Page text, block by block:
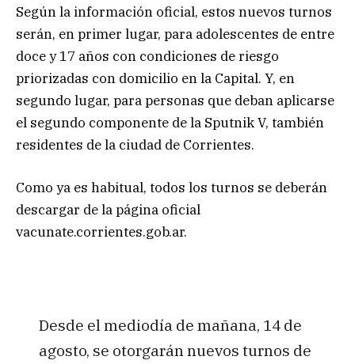
Según la información oficial, estos nuevos turnos
serán, en primer lugar, para adolescentes de entre
doce y 17 años con condiciones de riesgo
priorizadas con domicilio en la Capital. Y, en
segundo lugar, para personas que deban aplicarse
el segundo componente de la Sputnik V, también
residentes de la ciudad de Corrientes.
Como ya es habitual, todos los turnos se deberán
descargar de la página oficial
vacunate.corrientes.gob.ar.
Desde el mediodía de mañana, 14 de
agosto, se otorgarán nuevos turnos de